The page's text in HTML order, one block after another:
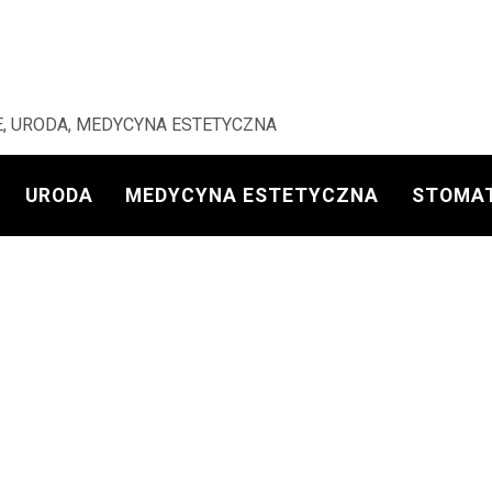
URODA, MEDYCYNA ESTETYCZNA
URODA MEDYCYNA ESTETYCZNA